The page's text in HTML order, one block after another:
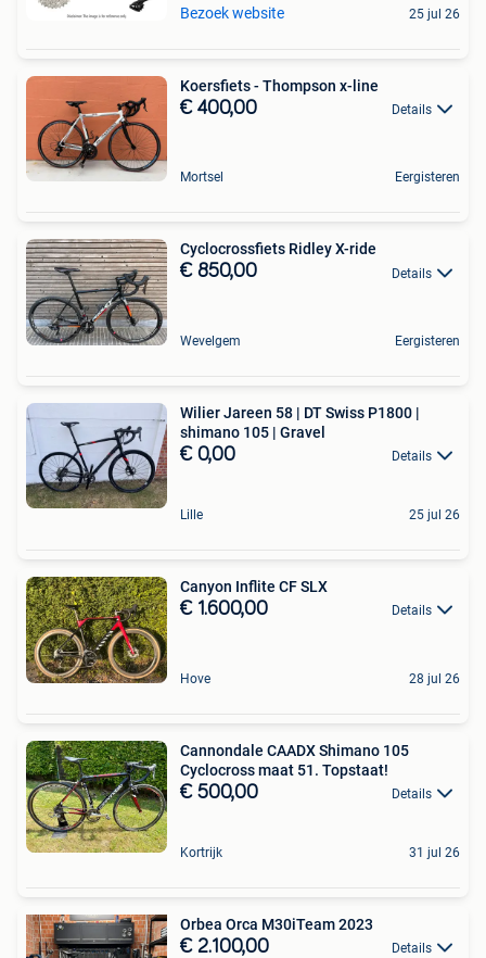
Bezoek website 25 jul 26
Koersfiets - Thompson x-line
€ 400,00 Details
Mortsel Eergisteren
Cyclocrossfiets Ridley X-ride
€ 850,00 Details
Wevelgem Eergisteren
Wilier Jareen 58 | DT Swiss P1800 |
shimano 105 | Gravel
€ 0,00 Details
Lille 25 jul 26
Canyon Inflite CF SLX
€ 1.600,00 Details
Hove 28 jul 26
Cannondale CAADX Shimano 105
Cyclocross maat 51. Topstaat!
€ 500,00 Details
Kortrijk 31 jul 26
Orbea Orca M30iTeam 2023
€ 2.100,00 Details